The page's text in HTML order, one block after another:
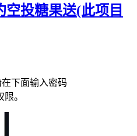
投糖果送(此项目
下面输入密码
。